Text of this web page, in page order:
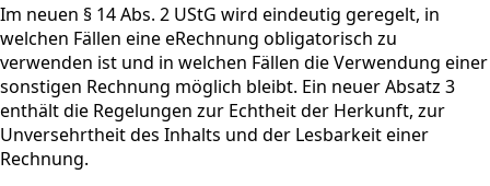
Im neuen § 14 Abs. 2 UStG wird eindeutig geregelt, in
welchen Fällen eine eRechnung obligatorisch zu
verwenden ist und in welchen Fällen die Verwendung einer
sonstigen Rechnung möglich bleibt. Ein neuer Absatz 3
enthält die Regelungen zur Echtheit der Herkunft, zur
Unversehrtheit des Inhalts und der Lesbarkeit einer
Rechnung.